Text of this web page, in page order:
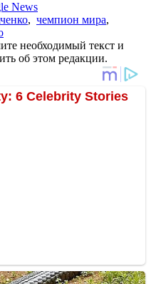
News
, чемпион мира,
необходимый текст и
об этом редакции.